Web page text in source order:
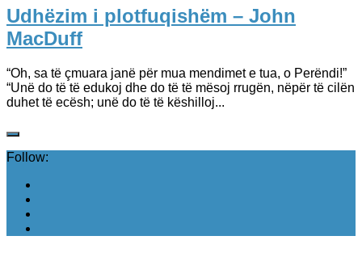
Udhëzim i plotfuqishëm – John
MacDuff
“Oh, sa të çmuara janë për mua mendimet e tua, o Perëndi!”
“Unë do të të edukoj dhe do të të mësoj rrugën, nëpër të cilën
duhet të ecësh; unë do të të këshilloj...
Follow: